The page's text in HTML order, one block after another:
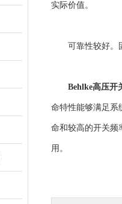
实际价值。
可靠性较好。固
Behlke高压开
命特性能够满足系
命和较高的开关频
用。